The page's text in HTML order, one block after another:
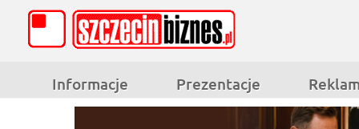
Informacje Prezentacje